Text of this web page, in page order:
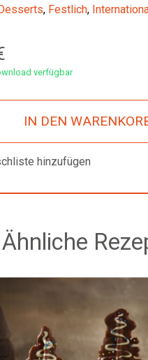
Desserts, Festlich,
verfügbar
IN DEN
hinzufügen
Ähnliche